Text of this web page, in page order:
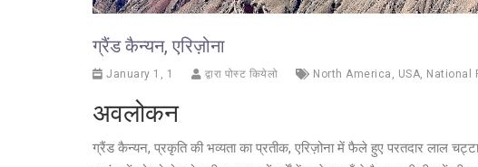
ग्रैंड कैन्यन, एरिज़ोना
January 1, 1 द्वारा पोस्ट कियेलो North America , USA, National
अवलोकन
ग्रैंड कैन्यन, प्रकृति की भव्यता का प्रतीक, एरिज़ोना में फैले हुए परतदार लाल